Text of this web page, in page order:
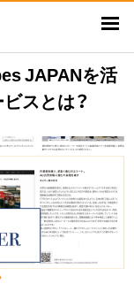
JAPANを活
スとは？